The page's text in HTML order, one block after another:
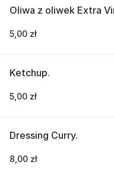
Oliwa z oliwek Extra
5,00 zł
Ketchup.
5,00 zł
Dressing Curry.
8,00 zł